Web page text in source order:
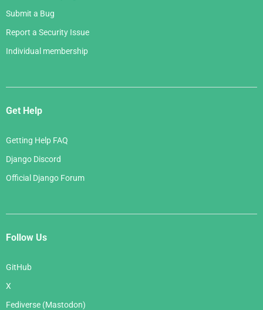
Submit a Bug
Report a Security Issue
Individual membership
Get Help
Getting Help FAQ
Django Discord
Official Django Forum
Follow Us
GitHub
X
Fediverse (Mastodon)